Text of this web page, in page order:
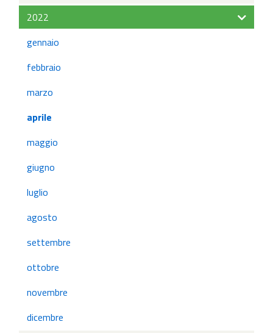
2022
gennaio
febbraio
marzo
aprile
maggio
giugno
luglio
agosto
settembre
ottobre
novembre
dicembre